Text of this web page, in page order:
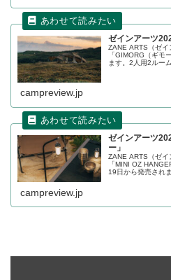
ゼインアーツ
ZANE ARTS（ゼ
「GIMORG（ギモ
ます。2人用2ルー
campreview.jp
ゼインアーツ
ー」
ZANE ARTS（ゼ
「MINI OZ
19日から発売され
ウンしたミニラン
campreview.jp